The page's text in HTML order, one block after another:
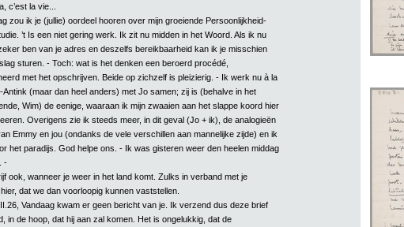
c’est la vie...
zou ik je (jullie) oordeel hooren over mijn groeiende Persoonlijkheid-
’t Is een niet gering werk. Ik zit nu midden in het Woord. Als ik nu
ben van je adres en deszelfs bereikbaarheid kan ik je misschien
sturen. - Toch: wat is het denken een beroerd procédé,
met het opschrijven. Beide op zichzelf is pleizierig. - Ik werk nu à la
Antink (maar dan heel anders) met Jo samen; zij is (behalve in het
Wim) de eenige, waaraan ik mijn zwaaien aan het slappe koord hier
Overigens zie ik steeds meer, in dit geval (Jo + ik), de analogieën
Emmy en jou (ondanks de vele verschillen aan mannelijke zijde) en ik
het paradijs. God helpe ons. - Ik was gisteren weer den heelen middag
-
ook, wanneer je weer in het land komt. Zulks in verband met je
dat we dan voorloopig kunnen vaststellen.
Vandaag kwam er geen bericht van je. Ik verzend dus deze brief
in de hoop, dat hij aan zal komen. Het is ongelukkig, dat de